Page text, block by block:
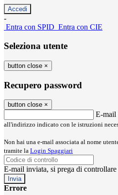
-
Entra con SPID Entra con CIE
Seleziona utente
button close ×
Recupero password
button close ×
E-mail
all'indirizzo indicato con le istruzioni
Non hai una e-mail associata al nome
tramite la Login Spaggiari
E-mail inviata, si prega di
Errore